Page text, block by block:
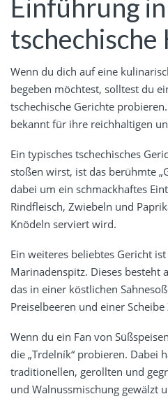
Einführung
tschechische
Wenn du dich auf eine
begeben möchtest, solltest du
tschechische Gerichte
bekannt für ihre reichhaltigen
Ein typisches tschechisches
stoßen wirst, ist das berühmte
dabei um ein schmackhaftes
Rindfleisch, Zwiebeln und
Knödeln serviert wird.
Ein weiteres beliebtes Gericht ist
Marinadenspitz. Dieses besteht
das in einer köstlichen
Preiselbeeren und einer
Wenn du ein Fan von
die „Trdelník“ probieren. Dabei
traditionellen, gerollten und
und Walnussmischung gewälzt